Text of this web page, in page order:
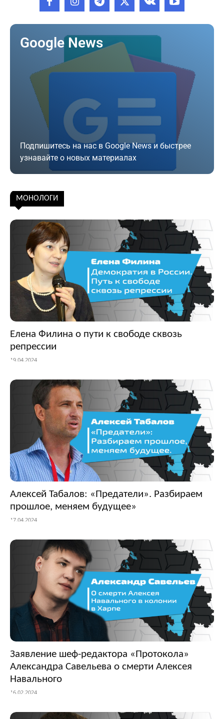
Google News
Подпишитесь на нас в Google News и быстрее
узнавайте о новых материалах
Подписаться
МОНОЛОГИ
Елена Филина о пути к свободе сквозь
репрессии
19.04.2024
Алексей Табалов: «Предатели». Разбираем
прошлое, меняем будущее»
17.04.2024
Заявление шеф-редактора «Протокола»
Александра Савельева о смерти Алексея
Навального
16.02.2024